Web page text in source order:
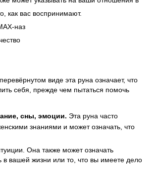
как вас воспринимают.
наз
виде эта руна означает, что
себя, прежде чем пытаться помочь
сны, эмоции. Эта руна часто
знаниями и может означать, что
Она также может означать
в вашей жизни или то, что вы имеете дело